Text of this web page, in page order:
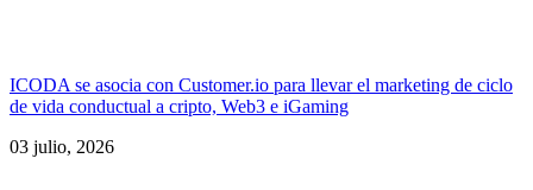
ICODA se asocia con Customer.io para llevar el marketing de ciclo
de vida conductual a cripto, Web3 e iGaming
03 julio, 2026